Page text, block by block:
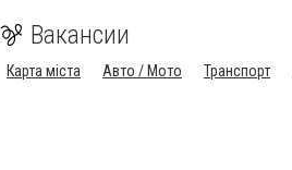
Вакансии
Карта міста Авто / Мото Транспорт